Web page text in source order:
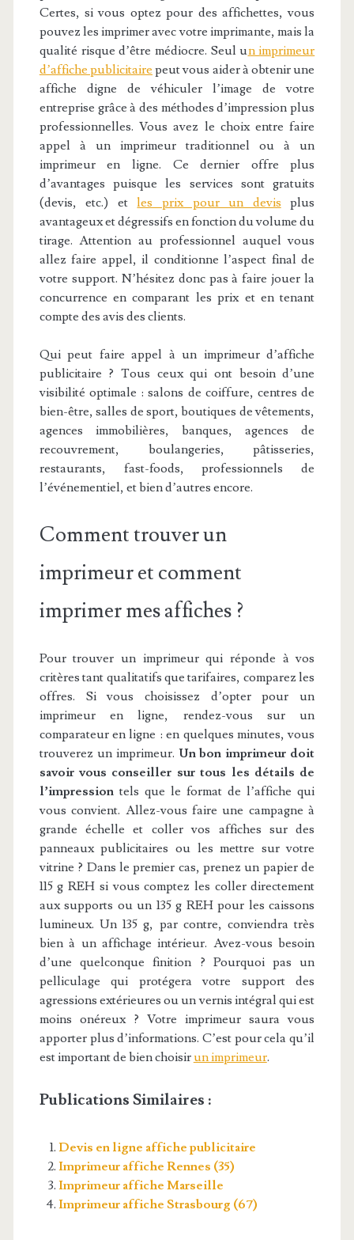
Certes, si vous optez pour des affichettes, vous
pouvez les imprimer avec votre imprimante, mais la
qualité risque d’être médiocre. Seul un imprimeur
d’affiche publicitaire peut vous aider à obtenir une
affiche digne de véhiculer l’image de votre
entreprise grâce à des méthodes d’impression plus
professionnelles. Vous avez le choix entre faire
appel à un imprimeur traditionnel ou à un
imprimeur en ligne. Ce dernier offre plus
d’avantages puisque les services sont gratuits
(devis, etc.) etles prix pour un devis plus
avantageux et dégressifs en fonction du volume du
tirage. Attention au professionnel auquel vous
allez faire appel, il conditionne l’aspect final de
votre support. N’hésitez donc pas à faire jouer la
concurrence en comparant les prix et en tenant
compte des avis des clients.
Qui peut faire appel à un imprimeur d’affiche
publicitaire ? Tous ceux qui ont besoin d’une
visibilité optimale : salons de coiffure, centres de
bien-être, salles de sport, boutiques de vêtements,
agences immobilières, banques, agences de
recouvrement, boulangeries, pâtisseries,
restaurants, fast-foods, professionnels de
l’événementiel, et bien d’autres encore.
Comment trouver un
imprimeur et comment
imprimer mes affiches ?
Pour trouver un imprimeur qui réponde à vos
critères tant qualitatifs que tarifaires, comparez les
offres. Si vous choisissez d’opter pour un
imprimeur en ligne, rendez-vous sur un
comparateur en ligne : en quelques minutes, vous
trouverez un imprimeur. Un bon imprimeur doit
savoir vous conseiller sur tous les détails de
l’impressiontels que le format de l’affiche qui
vous convient. Allez-vous faire une campagne à
grande échelle et coller vos affiches sur des
panneaux publicitaires ou les mettre sur votre
vitrine ? Dans le premier cas, prenez un papier de
115 g REH si vous comptez les coller directement
aux supports ou un 135 g REH pour les caissons
lumineux. Un 135 g, par contre, conviendra très
bien à un affichage intérieur. Avez-vous besoin
d’une quelconque finition ? Pourquoi pas un
pelliculage qui protégera votre support des
agressions extérieures ou un vernis intégral qui est
moins onéreux ? Votre imprimeur saura vous
apporter plus d’informations. C’est pour cela qu’il
est important de bien choisirun imprimeur.
Publications Similaires :
Devis en ligne affiche publicitaire
Imprimeur affiche Rennes (35)
Imprimeur affiche Marseille
Imprimeur affiche Strasbourg (67)